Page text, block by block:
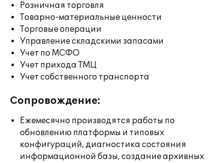
Розничная торговля
Товарно-материальные ценности
Торговые операции
Управление складскими запасами
Учет по МСФО
Учет прихода ТМЦ
Учет собственного транспорта
Сопровождение:
Ежемесячно производятся работы по
обновлению платформы и типовых
конфигураций, диагностика состояния
информационной базы, создание архивных